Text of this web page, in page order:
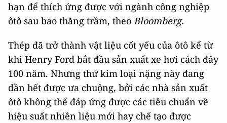
hạn để thích ứng được với ngành công nghiệp
ôtô sau bao thăng trầm, theo Bloomberg.
Thép đã trở thành vật liệu cốt yếu của ôtô kể từ
khi Henry Ford bắt đầu sản xuất xe hơi cách đây
100 năm. Nhưng thứ kim loại nặng này đang
dần hết được ưa chuộng, bởi các nhà sản xuất
ôtô không thể đáp ứng được các tiêu chuẩn về
hiệu suất nhiên liệu mới hay chế tạo được